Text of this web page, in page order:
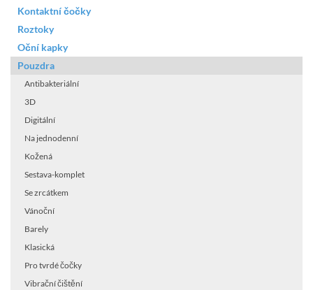
Kontaktní čočky
Roztoky
Oční kapky
Pouzdra
Antibakteriální
3D
Digitální
Na jednodenní
Kožená
Sestava-komplet
Se zrcátkem
Vánoční
Barely
Klasická
Pro tvrdé čočky
Vibrační čištění